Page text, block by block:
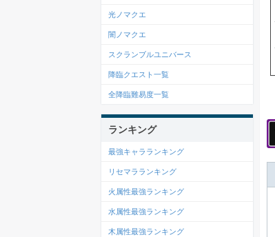
光ノマクエ
闇ノマクエ
スクランブルユニバース
降臨クエスト一覧
全降臨難易度一覧
ランキング
最強キャラランキング
リセマラランキング
火属性最強ランキング
水属性最強ランキング
木属性最強ランキング